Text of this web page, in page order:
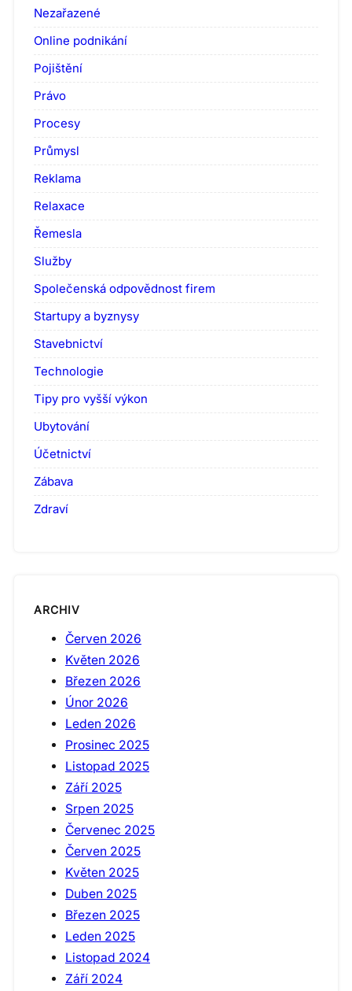
Nezařazené
Online podnikání
Pojištění
Právo
Procesy
Průmysl
Reklama
Relaxace
Řemesla
Služby
Společenská odpovědnost firem
Startupy a byznysy
Stavebnictví
Technologie
Tipy pro vyšší výkon
Ubytování
Účetnictví
Zábava
Zdraví
ARCHIV
Červen 2026
Květen 2026
Březen 2026
Únor 2026
Leden 2026
Prosinec 2025
Listopad 2025
Září 2025
Srpen 2025
Červenec 2025
Červen 2025
Květen 2025
Duben 2025
Březen 2025
Leden 2025
Listopad 2024
Září 2024